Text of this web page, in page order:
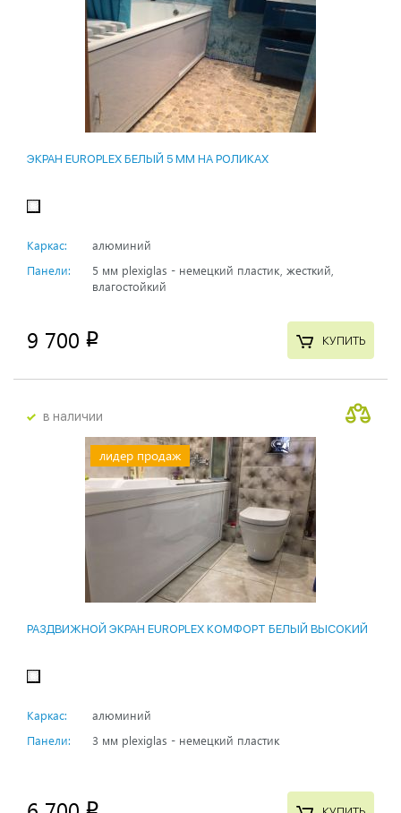
ЭКРАН EUROPLEX БЕЛЫЙ 5 ММ НА РОЛИКАХ
Каркас:
алюминий
Панели:
5 мм plexiglas - немецкий пластик, жесткий,
влагостойкий
9 700 p КУПИТЬ
в наличии
лидер продаж
РАЗДВИЖНОЙ ЭКРАН EUROPLEX КОМФОРТ БЕЛЫЙ ВЫСОКИЙ
Каркас:
алюминий
Панели:
3 мм plexiglas - немецкий пластик
p